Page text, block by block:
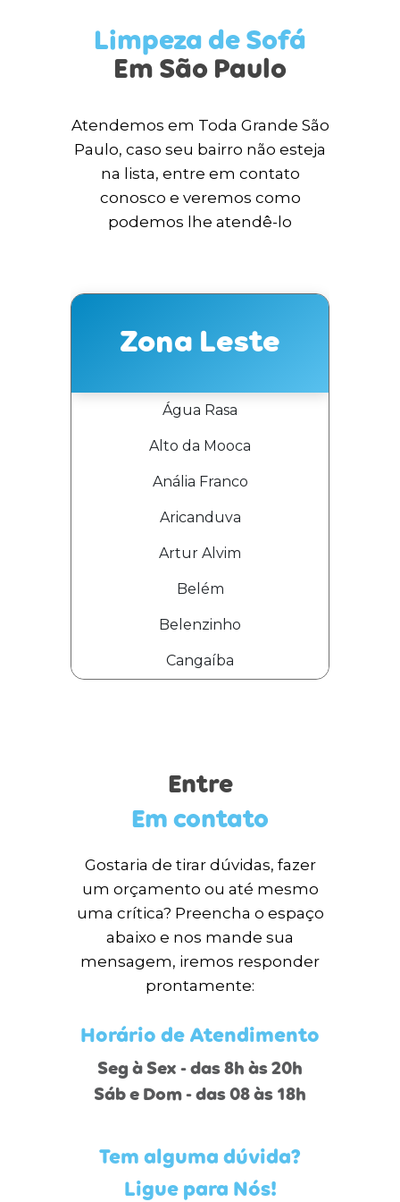
Limpeza de Sofá
Em São Paulo
Atendemos em Toda Grande São
Paulo, caso seu bairro não esteja
na lista, entre em contato
conosco e veremos como
podemos lhe atendê-lo
Zona Leste
Água Rasa
Alto da Mooca
Anália Franco
Aricanduva
Artur Alvim
Belém
Belenzinho
Cangaíba
Entre
Em contato
Gostaria de tirar dúvidas, fazer
um orçamento ou até mesmo
uma crítica? Preencha o espaço
abaixo e nos mande sua
mensagem, iremos responder
prontamente:
Horário de Atendimento
Seg à Sex - das 8h às 20h
Sáb e Dom - das 08 às 18h
Tem alguma dúvida?
Ligue para Nós!